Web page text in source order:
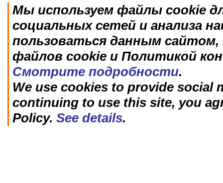
Мы используем файлы cookie
социальных сетей и анализа
пользоваться данным
файлов cookie и Политикой
Смотрите подробности.
We use cookies to provide social
continuing to use this site, you
Policy. See details.